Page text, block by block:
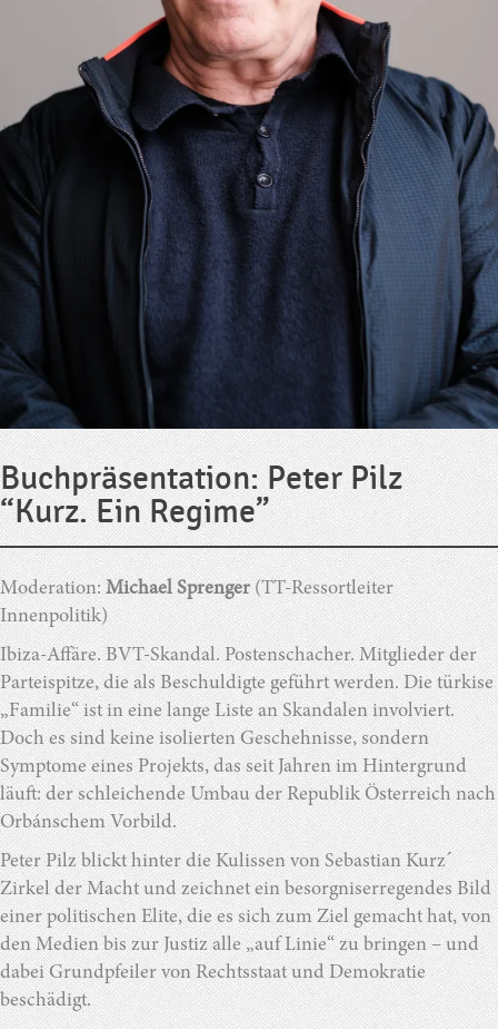
Buchpräsentation: Peter Pilz
“Kurz. Ein Regime”
Moderation:Michael Sprenger(TT-Ressortleiter
Innenpolitik)
Ibiza-Affäre. BVT-Skandal. Postenschacher. Mitglieder der
Parteispitze, die als Beschuldigte geführt werden. Die türkise
„Familie“ ist in eine lange Liste an Skandalen involviert.
Doch es sind keine isolierten Geschehnisse, sondern
Symptome eines Projekts, das seit Jahren im Hintergrund
läuft: der schleichende Umbau der Republik Österreich nach
Orbánschem Vorbild.
Peter Pilz blickt hinter die Kulissen von Sebastian Kurzˊ
Zirkel der Macht und zeichnet ein besorgniserregendes Bild
einer politischen Elite, die es sich zum Ziel gemacht hat, von
den Medien bis zur Justiz alle „auf Linie“ zu bringen – und
dabei Grundpfeiler von Rechtsstaat und Demokratie
beschädigt.